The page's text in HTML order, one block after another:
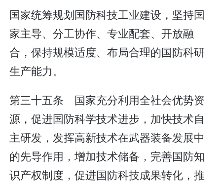
国家统筹规划国防科技工业建设，坚持国
家主导、分工协作、专业配套、开放融
合，保持规模适度、布局合理的国防科研
生产能力。
第三十五条 国家充分利用全社会优势资
源，促进国防科学技术进步，加快技术自
主研发，发挥高新技术在武器装备发展中
的先导作用，增加技术储备，完善国防知
识产权制度，促进国防科技成果转化，推